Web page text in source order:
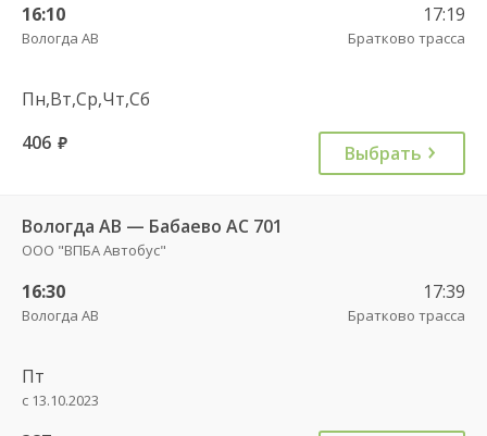
16:10
Вологда АВ
17:19
Братково трасса
Пн,Вт,Ср,Чт,Сб
406 руб. Выбрать
Вологда АВ — Бабаево АС 701
ООО "ВПБА Автобус"
16:30
Вологда АВ
17:39
Братково трасса
Пт
с 13.10.2023